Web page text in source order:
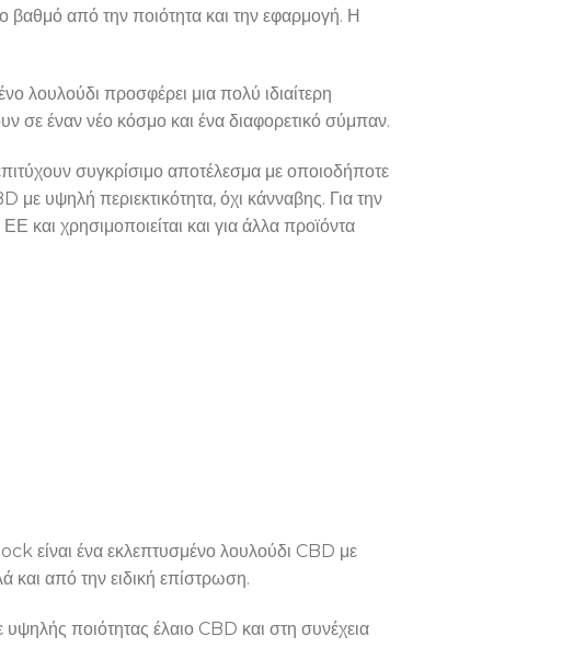
βαθμό από την ποιότητα και την εφαρμογή. Η
λουλούδι προσφέρει μια πολύ ιδιαίτερη
σε έναν νέο κόσμο και ένα διαφορετικό σύμπαν.
συγκρίσιμο αποτέλεσμα με οποιοδήποτε
υψηλή περιεκτικότητα, όχι κάνναβης. Για την
και χρησιμοποιείται και για άλλα προϊόντα
είναι ένα εκλεπτυσμένο λουλούδι CBD με
και από την ειδική επίστρωση.
ποιότητας έλαιο CBD και στη συνέχεια